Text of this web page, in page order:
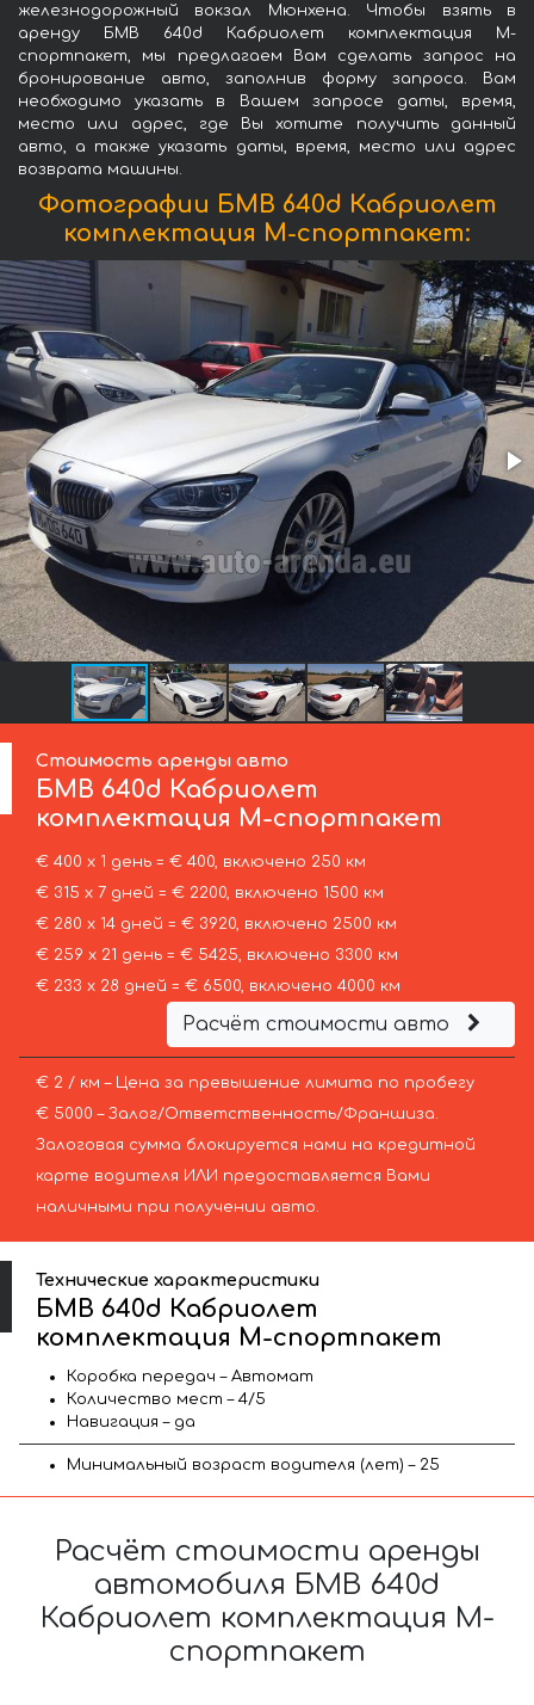
железнодорожный вокзал Мюнхена. Чтобы взять в
аренду БМВ 640d Кабриолет комплектация М-
спортпакет, мы предлагаем Вам сделать запрос на
бронирование авто, заполнив форму запроса. Вам
необходимо указать в Вашем запросе даты, время,
место или адрес, где Вы хотите получить данный
авто, а также указать даты, время, место или адрес
возврата машины.
Фотографии БМВ 640d Кабриолет
комплектация М-спортпакет:
Стоимость аренды авто
БМВ 640d Кабриолет
комплектация М-спортпакет
€ 400 х 1 день = € 400, включено 250 км
€ 315 х 7 дней = € 2200, включено 1500 км
€ 280 х 14 дней = € 3920, включено 2500 км
€ 259 х 21 день = € 5425, включено 3300 км
€ 233 х 28 дней = € 6500, включено 4000 км
Расчёт стоимости авто
€ 2 / км – Цена за превышение лимита по пробегу
€ 5000 – Залог/Ответственность/Франшиза.
Залоговая сумма блокируется нами на кредитной
карте водителя ИЛИ предоставляется Вами
наличными при получении авто.
Технические характеристики
БМВ 640d Кабриолет
комплектация М-спортпакет
Коробка передач – Автомат
Количество мест – 4/5
Навигация – да
Минимальный возраст водителя (лет) – 25
Расчёт стоимости аренды
автомобиля БМВ 640d
Кабриолет комплектация М-
спортпакет